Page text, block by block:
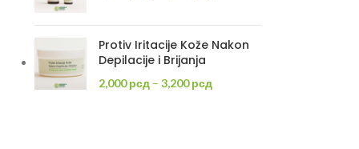
Protiv Iritacije Kože Nakon
Depilacije i Brijanja
2,000рсд – 3,200рсд